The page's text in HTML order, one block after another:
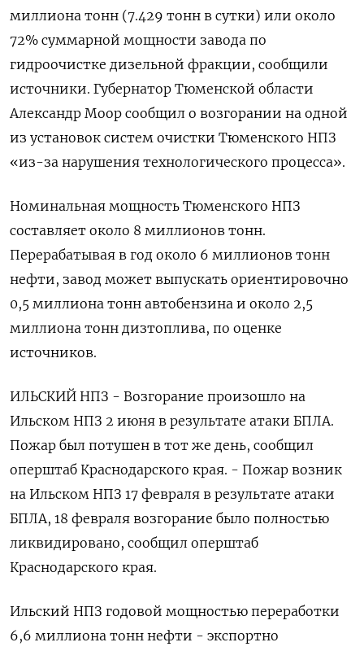
миллиона тонн (7.429 тонн в сутки) или около
72% суммарной мощности завода по
гидроочистке дизельной фракции, сообщили
источники. Губернатор Тюменской области
Александр Моор сообщил о возгорании на одной
из установок систем очистки Тюменского НПЗ
«из-за нарушения технологического процесса».
Номинальная мощность Тюменского НПЗ
составляет около 8 миллионов тонн.
Перерабатывая в год ​около 6 миллионов тонн
нефти, завод может выпускать ориентировочно
0,5 миллиона тонн автобензина и около 2,5
миллиона тонн дизтоплива, по оценке
источников.
ИЛЬСКИЙ НПЗ - Возгорание произошло на
Ильском НПЗ 2 июня в результате атаки БПЛА.
Пожар был потушен в тот же день, сообщил
оперштаб Краснодарского края. - Пожар возник
на Ильском НПЗ 17 февраля в результате атаки
БПЛА, 18 февраля возгорание было полностью
ликвидировано, сообщил оперштаб
Краснодарского края.
Ильский НПЗ годовой мощностью переработки
6,6 миллиона тонн нефти - экспортно